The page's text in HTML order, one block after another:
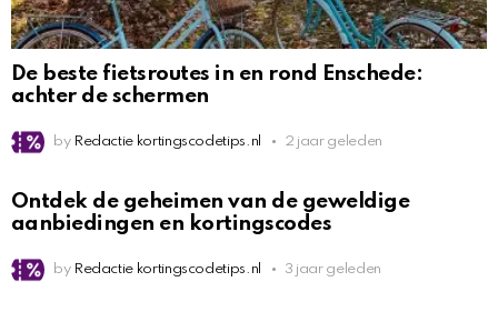
De beste fietsroutes in en rond Enschede:
achter de schermen
by Redactie kortingscodetips.nl 2 jaar geleden
Ontdek de geheimen van de geweldige
aanbiedingen en kortingscodes
by Redactie kortingscodetips.nl 3 jaar geleden